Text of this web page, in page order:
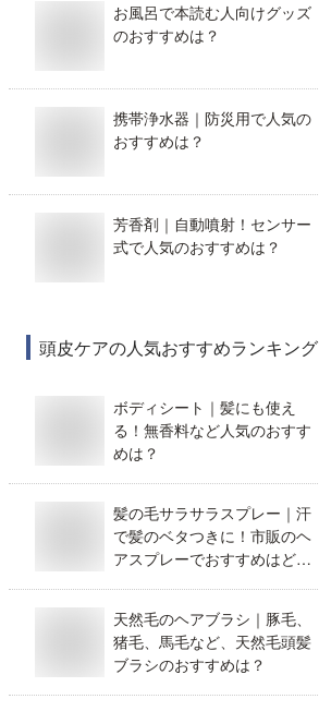
お風呂で本読む人向けグッズ
のおすすめは？
携帯浄水器｜防災用で人気の
おすすめは？
芳香剤｜自動噴射！センサー
式で人気のおすすめは？
頭皮ケアの人気おすすめランキング
ボディシート｜髪にも使え
る！無香料など人気のおすす
めは？
髪の毛サラサラスプレー｜汗
で髪のベタつきに！市販のヘ
アスプレーでおすすめはど
天然毛のヘアブラシ｜豚毛、
猪毛、馬毛など、天然毛頭髪
ブラシのおすすめは？